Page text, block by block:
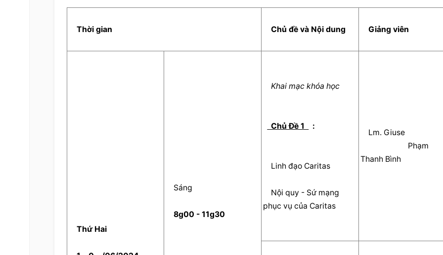
  Thời gian
  Chủ đề và Nội dung
  Giảng viên
  Thứ Hai
    Sáng
  8g00 - 11g30
  Khai mạc khóa học
  Chủ Đề 1
  :
    Linh đạo Caritas
phục vụ của Caritas
    Lm. Giuse
Thanh Bình